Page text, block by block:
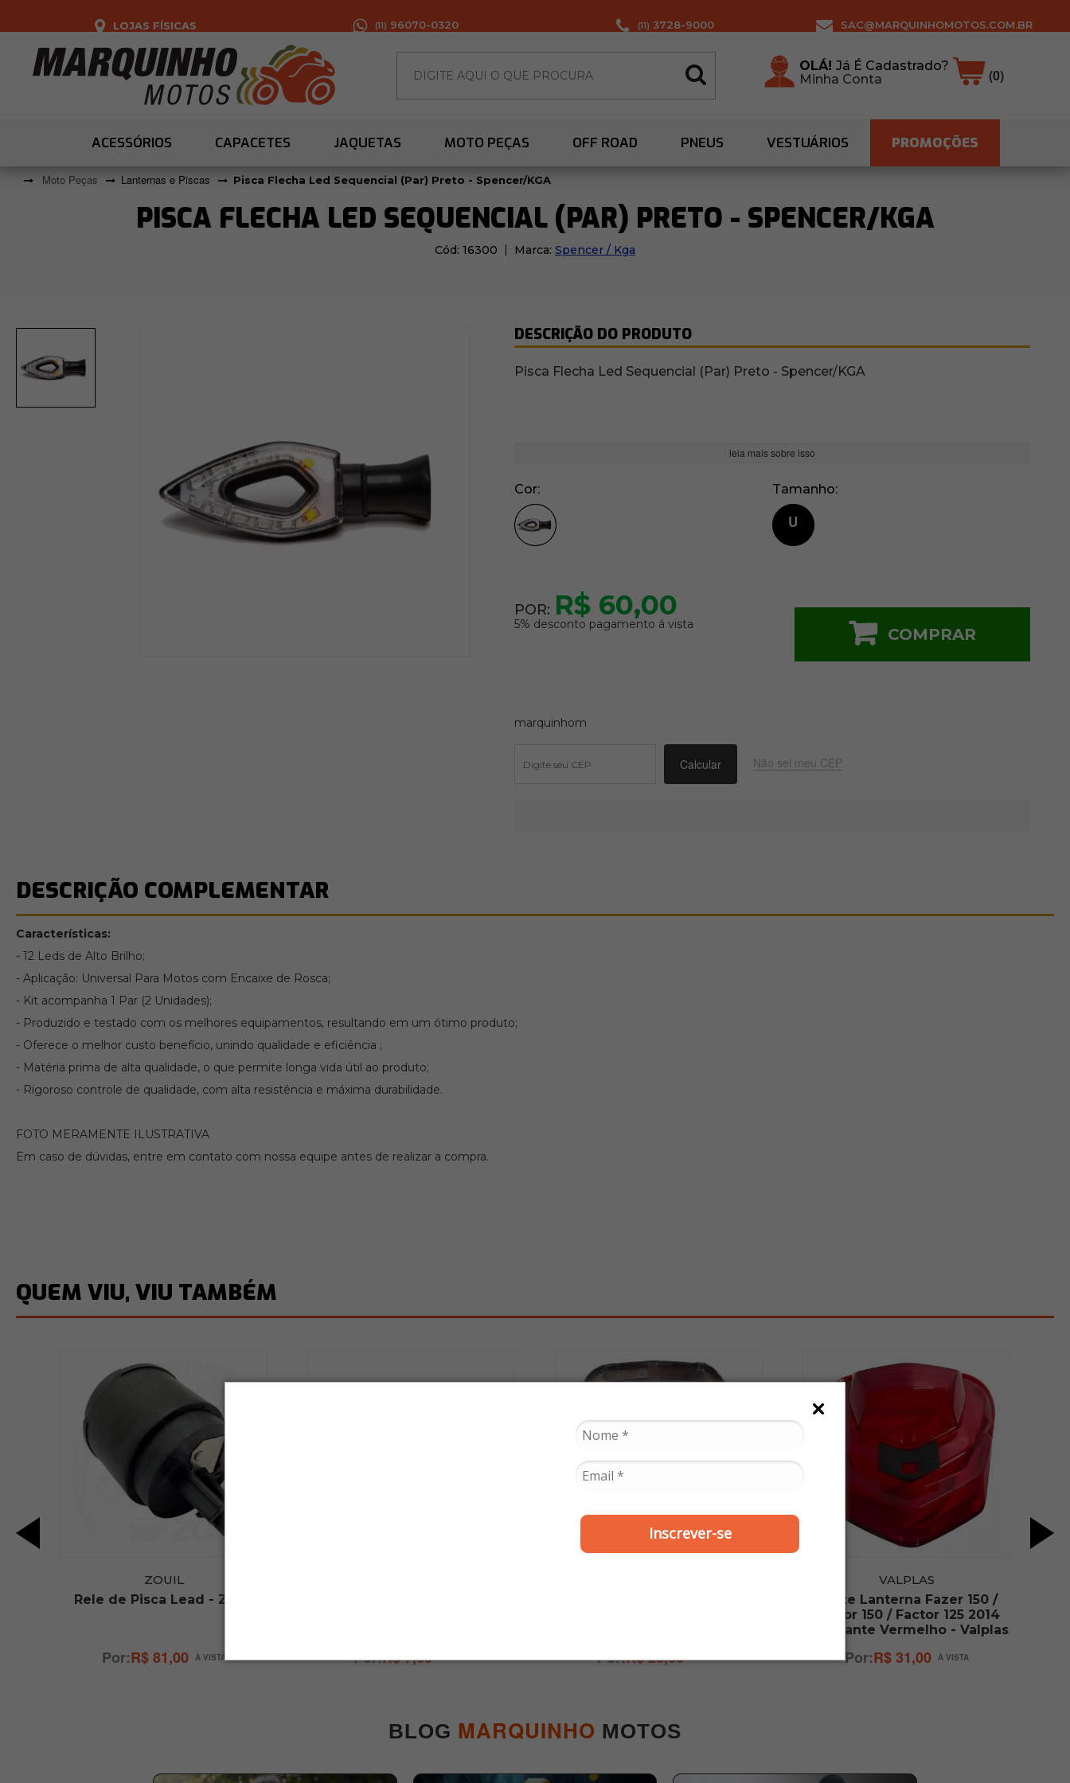
Inscrever-se
LOJAS FÍSICAS (11) 96070-0320 (11) 3728-9000 SAC@MARQUINHOMOTOS.COM.BR
OLÁ!Já É Cadastrado?
Minha Conta
(0)
ACESSÓRIOS CAPACETES JAQUETAS MOTO PEÇAS OFF ROAD PNEUS VESTUÁRIOS PROMOÇÕES
Moto Peças Lanternas e Piscas Pisca Flecha Led Sequencial (Par) Preto - Spencer/KGA
PISCA FLECHA LED SEQUENCIAL (PAR) PRETO - SPENCER/KGA
Cód: 16300 Marca: Spencer / Kga
DESCRIÇÃO DO PRODUTO
Pisca Flecha Led Sequencial (Par) Preto - Spencer/KGA
leia mais sobre isso
Cor Tamanho
U
POR: R$ 60,00
5% desconto pagamento á vista
COMPRAR
marquinhom
Não sei meu CEP
DESCRIÇÃO COMPLEMENTAR
Características:
- 12 Leds de Alto Brilho;
- Aplicação: Universal Para Motos com Encaixe de Rosca;
- Kit acompanha 1 Par (2 Unidades);
- Produzido e testado com os melhores equipamentos, resultando em um ótimo produto;
- Oferece o melhor custo benefício, unindo qualidade e eficiência ;
- Matéria prima de alta qualidade, o que permite longa vida útil ao produto;
- Rigoroso controle de qualidade, com alta resistência e máxima durabilidade.
FOTO MERAMENTE ILUSTRATIVA
Em caso de dúvidas, entre em contato com nossa equipe antes de realizar a compra.
QUEM VIU, VIU TAMBÉM
ZOUIL
Rele de Pisca Lead - Zouil
R$ 81,00 R$ 7,00 R$ 28,00
VALPLAS
Lente Lanterna Fazer 150 /
Factor 150 / Factor 125 2014
em diante Vermelho - Valplas
R$ 31,00
BLOG MARQUINHO MOTOS